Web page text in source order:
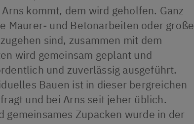
kommt, dem wird geholfen. Ganz
Maurer- und Betonarbeiten oder große
sind, zusammen mit dem
wird gemeinsam geplant und
und zuverlässig ausgeführt.
Bauen ist in dieser bergreichen
und bei Arns seit jeher üblich.
gemeinsames Zupacken wurde in der